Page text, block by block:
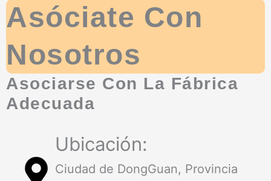
Asóciate Con
Nosotros
Asociarse Con La Fábrica
Adecuada
Ubicación:
Ciudad de DongGuan, Provincia